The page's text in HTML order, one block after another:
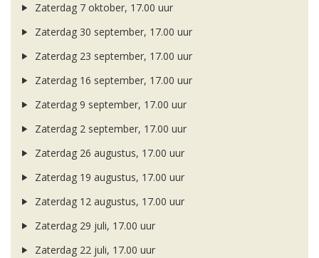
Zaterdag 7 oktober, 17.00 uur
Zaterdag 30 september, 17.00 uur
Zaterdag 23 september, 17.00 uur
Zaterdag 16 september, 17.00 uur
Zaterdag 9 september, 17.00 uur
Zaterdag 2 september, 17.00 uur
Zaterdag 26 augustus, 17.00 uur
Zaterdag 19 augustus, 17.00 uur
Zaterdag 12 augustus, 17.00 uur
Zaterdag 29 juli, 17.00 uur
Zaterdag 22 juli, 17.00 uur